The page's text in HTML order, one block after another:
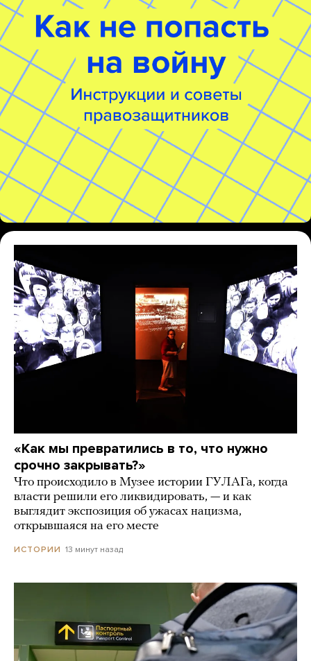
«Как мы превратились в то, что нужно
срочно закрывать?»
Что происходило в Музее истории ГУЛАГа, когда
власти решили его ликвидировать, — и как
выглядит экспозиция об ужасах нацизма,
открывшаяся на его месте
ИСТОРИИ 13 минут назад